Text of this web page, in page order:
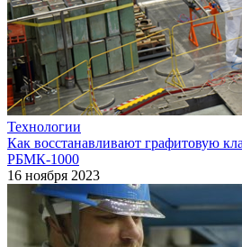
Технологии
Как восстанавливают графитовую
РБМК-1000
16 ноября 2023